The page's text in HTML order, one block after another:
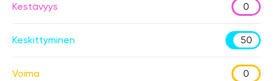
Kestävyys 0
Keskittyminen 50
Voima 0